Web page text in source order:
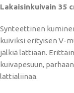
Lakaisinkuivain 35
Synteettinen
kuiviksi erityisen V-
jälkiä lattiaan.
kuivapesuun,
lattialiinaa.